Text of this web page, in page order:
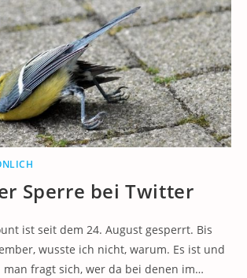
Sperre bei Twitter
ist seit dem 24. August gesperrt. Bis
wusste ich nicht, warum. Es ist und
fragt sich, wer da bei denen im…